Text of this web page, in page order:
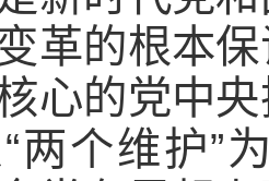
革的根本
心的党中
两个维护”